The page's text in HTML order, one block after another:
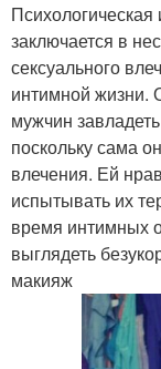
заключается в
сексуального
интимной жизни.
мужчин
поскольку сама
влечения. Ей
испытывать их
время интимных
выглядеть
макияж